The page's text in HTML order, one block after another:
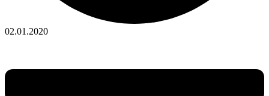
02.01.2020